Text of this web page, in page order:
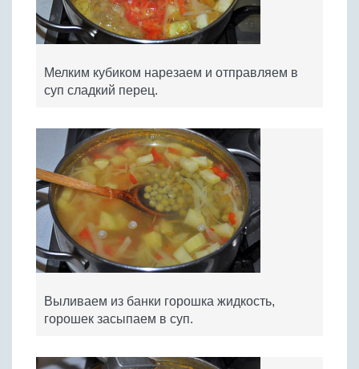
Мелким кубиком нарезаем и отправляем в
суп сладкий перец.
Выливаем из банки горошка жидкость,
горошек засыпаем в суп.